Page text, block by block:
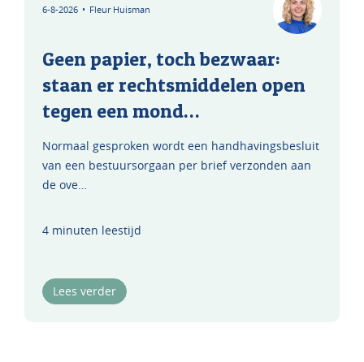
6-8-2026 • Fleur Huisman
Geen papier, toch bezwaar:
staan er rechtsmiddelen open
tegen een mond…
Normaal gesproken wordt een handhavingsbesluit
van een bestuursorgaan per brief verzonden aan
de ove…
4 minuten leestijd
Lees verder